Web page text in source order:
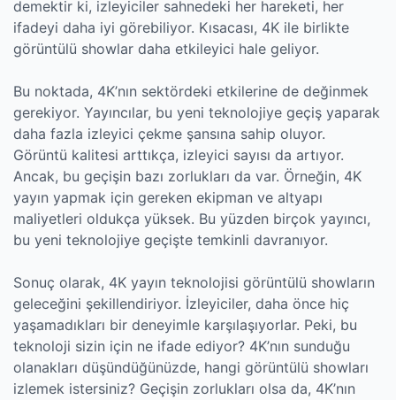
demektir ki, izleyiciler sahnedeki her hareketi, her
ifadeyi daha iyi görebiliyor. Kısacası, 4K ile birlikte
görüntülü showlar daha etkileyici hale geliyor.
Bu noktada, 4K’nın sektördeki etkilerine de değinmek
gerekiyor. Yayıncılar, bu yeni teknolojiye geçiş yaparak
daha fazla izleyici çekme şansına sahip oluyor.
Görüntü kalitesi arttıkça, izleyici sayısı da artıyor.
Ancak, bu geçişin bazı zorlukları da var. Örneğin, 4K
yayın yapmak için gereken ekipman ve altyapı
maliyetleri oldukça yüksek. Bu yüzden birçok yayıncı,
bu yeni teknolojiye geçişte temkinli davranıyor.
Sonuç olarak, 4K yayın teknolojisi görüntülü showların
geleceğini şekillendiriyor. İzleyiciler, daha önce hiç
yaşamadıkları bir deneyimle karşılaşıyorlar. Peki, bu
teknoloji sizin için ne ifade ediyor? 4K’nın sunduğu
olanakları düşündüğünüzde, hangi görüntülü showları
izlemek istersiniz? Geçişin zorlukları olsa da, 4K’nın